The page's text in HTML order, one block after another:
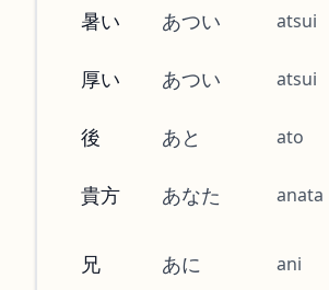
暑い あつい atsui
厚い あつい atsui
後 あと ato
貴方 あなた anata
兄 あに ani